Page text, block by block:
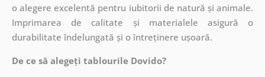
o alegere excelentă pentru iubitorii de natură și animale.
Imprimarea de calitate și materialele asigură o
durabilitate îndelungată și o întreținere ușoară.
De ce să alegeți tablourile Dovido?